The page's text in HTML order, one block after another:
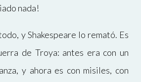
nada!
y Shakespeare lo remató. Es
de Troya: antes era con un
y ahora es con misiles, con